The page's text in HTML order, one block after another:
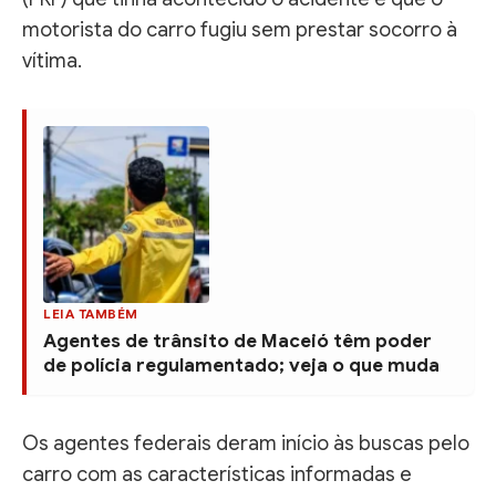
motorista do carro fugiu sem prestar socorro à
vítima.
LEIA TAMBÉM
Agentes de trânsito de Maceió têm poder
de polícia regulamentado; veja o que muda
Os agentes federais deram início às buscas pelo
carro com as características informadas e